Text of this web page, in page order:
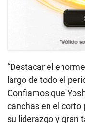
“Destacar el
largo de todo el
Confiamos que
canchas en el corto
su liderazgo y gran